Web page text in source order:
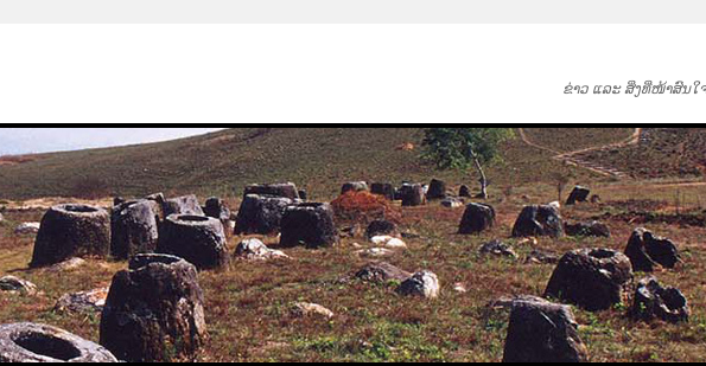
ຂ່າວ ແລະ ສິ່ງທີ່ໜ້າສົນໃ